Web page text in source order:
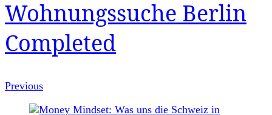
Wohnungssuche Berlin
Completed
Previous